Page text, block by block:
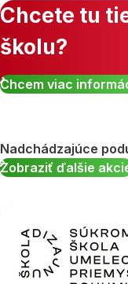
Chcete tu
školu?
Chcem viac
Nadchádzajúce
Zobraziť ďalšie